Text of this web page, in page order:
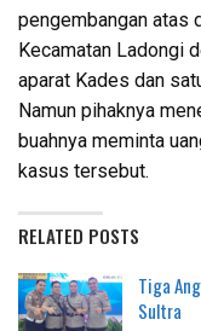
pengembangan atas
Kecamatan Ladongi
aparat Kades dan
Namun pihaknya
buahnya meminta
kasus tersebut.
RELATED POSTS
Tiga
Sultra